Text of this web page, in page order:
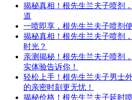
揭秘真相！根先生兰夫子喷剂
道
一喷即享，根先生兰夫子喷剂
揭秘真相！根先生兰夫子喷剂
时光？
亲测揭秘！根先生兰夫子喷剂
实体验告诉你！
轻松上手！根先生兰夫子男士
的亲密时刻更无忧！
揭秘价格！根先生兰夫子延时